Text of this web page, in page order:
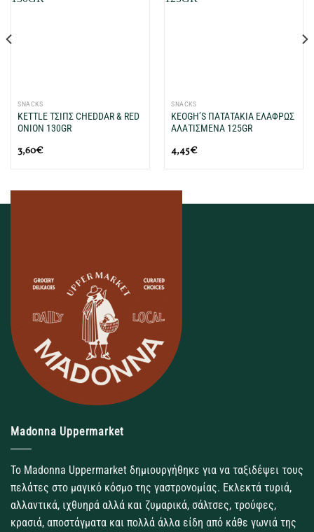
SNACKS
KETTLE ΤΣΙΠΣ CHEDDAR & RED
ONION 130GR
3,60€
SNACKS
KEOGH’S ΠΑΤΑΤΑΚΙΑ ΕΛΑΦΡΩΣ
ΑΛΑΤΙΣΜΕΝΑ 125GR
4,45€
Madonna Uppermarket
Το Madonna Uppermarket δημιουργήθηκε για να ταξιδέψει τους
πελάτες στο μαγικό κόσμο της γαστρονομίας. Εκλεκτά τυριά,
αλλαντικά, ιχθυηρά αλλά και ζυμαρικά, σάλτσες, τρούφες,
κρασιά, αποστάγματα και πολλά άλλα είδη από κάθε γωνιά της